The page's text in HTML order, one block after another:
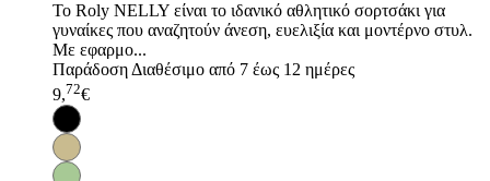
Το Roly NELLY είναι το ιδανικό αθλητικό σορτσάκι για
γυναίκες που αναζητούν άνεση, ευελιξία και μοντέρνο στυλ.
Με εφαρμο...
Παράδοση Διαθέσιμο από 7 έως 12 ημέρες
9,72€